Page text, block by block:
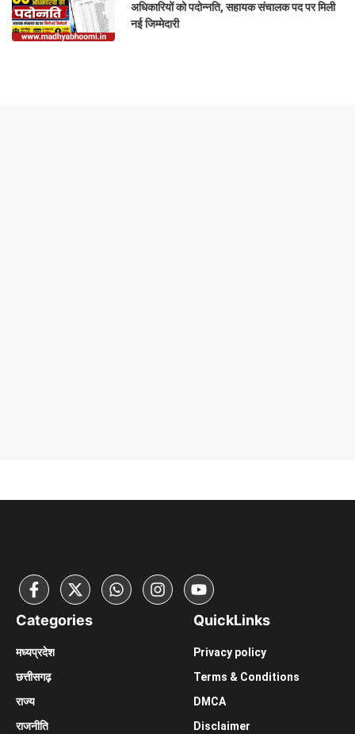
अधिकारियों को पदोन्नति, सहायक संचालक पद पर मिली
नई जिम्मेदारी
Categories
मध्यप्रदेश
छत्तीसगढ़़
राज्य
राजनीति
QuickLinks
Privacy policy
Terms & Conditions
DMCA
Disclaimer